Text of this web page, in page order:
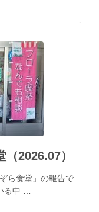
2026.07）
ら食堂」の報告で
る中 …